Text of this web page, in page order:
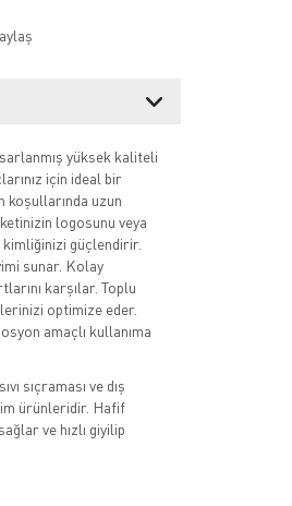
yüksek kaliteli
için ideal bir
koşullarında uzun
logosunu veya
güçlendirir.
sunar. Kolay
karşılar. Toplu
optimize eder.
amaçlı kullanıma
sıçraması ve dış
ürünleridir. Hafif
ve hızlı giyilip